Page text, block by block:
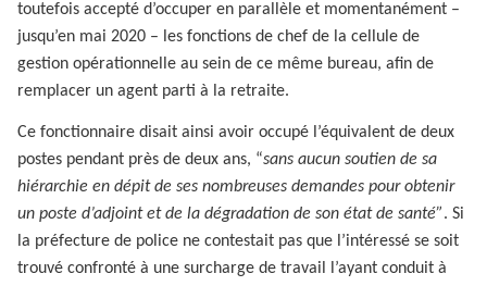
toutefois accepté d’occuper en parallèle et momentanément –
jusqu’en mai 2020 – les fonctions de chef de la cellule de
gestion opérationnelle au sein de ce même bureau, afin de
remplacer un agent parti à la retraite.
Ce fonctionnaire disait ainsi avoir occupé l’équivalent de deux
postes pendant près de deux ans, “sans aucun soutien de sa
hiérarchie en dépit de ses nombreuses demandes pour obtenir
un poste d’adjoint et de la dégradation de son état de santé”. Si
la préfecture de police ne contestait pas que l’intéressé se soit
trouvé confronté à une surcharge de travail l’ayant conduit à